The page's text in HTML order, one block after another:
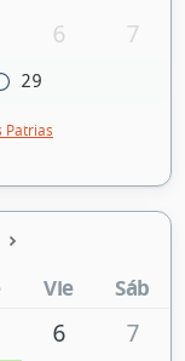
6 7
29
Patrias
Vie Sáb
6
7